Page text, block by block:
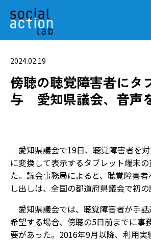
2024.02.19
傍聴の聴覚障害者にタ
与 愛知県議会、音声
愛知県議会で19日、聴覚障害者を
に変換して表示するタブレット端末
た。議会事務局によると、聴覚障害
し出しは、全国の都道府県議会で初の
愛知県議会では、聴覚障害者が手
希望する場合、傍聴の5日前までに事
要があった。2016年9月以降、利用実